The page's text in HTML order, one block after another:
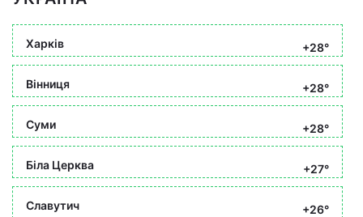
Харків +28°
Вінниця +28°
Суми +28°
Біла Церква +27°
Славутич +26°